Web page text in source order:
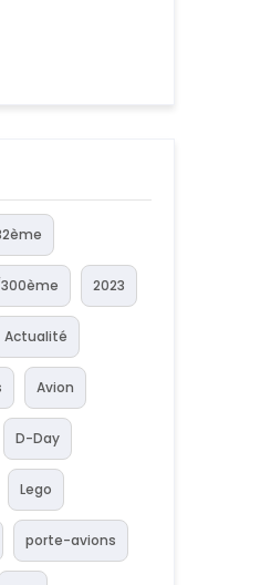
2023
Actualité
Avion
D-Day
Lego
porte-avions